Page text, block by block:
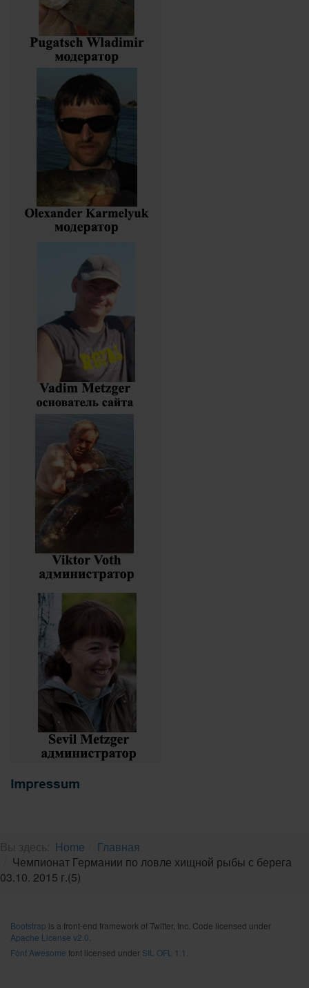
Home
Главная
Чемпионат Германии по ловле хищной рыбы с берега
03.10. 2015 г.(5)
Bootstrap is a front-end framework of Twitter, Inc. Code licensed under
Apache License v2.0
Font Awesome font licensed under SIL OFL 1.1